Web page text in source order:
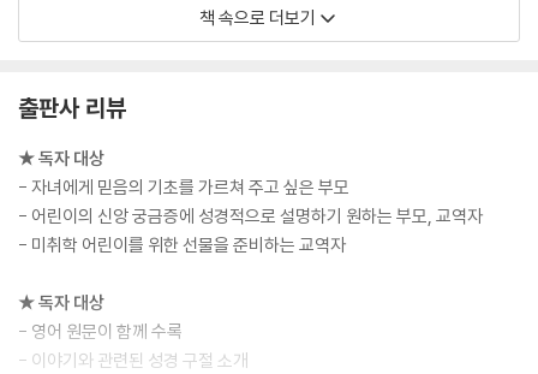
성령님과 예수님도 함께하며 각자의 일을 맡았단다.
하지만 생각했지. 아직은 끝낼 때가 아니라고….
뭔가가 빠져 있었거든.
너와 같은 사람을 만들기 전까지 다 끝냈다고 할 수 없었던 거야.
다 만드는 데 며칠이 걸렸을까?
나는 마법이나 어떤 마술도 필요하지 않단다.
나는 결코 잠을 잘 필요가 없지만, 분명 쉬기는 했지.
물론 일을 다 끝내고 나서 말이야.
책 속으로 더보기
출판사 리뷰
★ 독자 대상
- 자녀에게 믿음의 기초를 가르쳐 주고 싶은 부모
- 어린이의 신앙 궁금증에 성경적으로 설명하기 원하는 부모, 교역자
- 미취학 어린이를 위한 선물을 준비하는 교역자
★ 독자 대상
- 영어 원문이 함께 수록
- 이야기와 관련된 성경 구절 소개